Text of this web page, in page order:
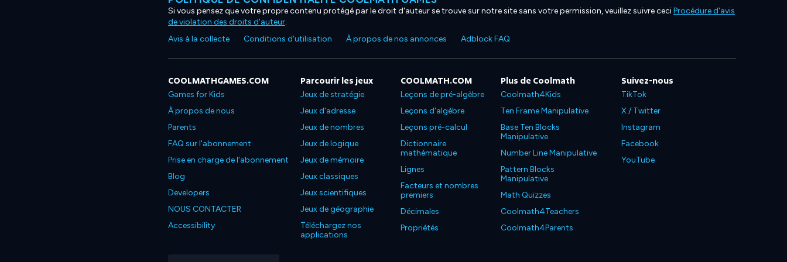
Si vous pensez que votre propre contenu protégé par le droit d'auteur se trouve sur notre site sans votre permission, veuillez suivre ceciProcédure d'avis
de violation des droits d'auteur.
Avis à la collecte
Conditions d'utilisation À propos de nos annonces Adblock FAQ
COOLMATHGAMES.COM
Games for Kids
À propos de nous
Parents
FAQ sur l'abonnement
Prise en charge de l'abonnement
Blog
Developers
NOUS CONTACTER
Accessibility
Parcourir les jeux
Jeux de stratégie
Jeux d'adresse
Jeux de nombres
Jeux de logique
Jeux de mémoire
Jeux classiques
Jeux scientifiques
Jeux de géographie
Téléchargez nos
applications
COOLMATH.COM
Leçons de pré-algèbre
Leçons d'algèbre
Leçons pré-calcul
Dictionnaire
mathématique
Lignes
Facteurs et nombres
premiers
Décimales
Propriétés
Plus de Coolmath
Coolmath4Kids
Ten Frame Manipulative
Base Ten Blocks
Manipulative
Number Line Manipulative
Pattern Blocks
Manipulative
Math Quizzes
Coolmath4Teachers
Coolmath4Parents
Suivez-nous
TikTok
X / Twitter
Instagram
Facebook
YouTube